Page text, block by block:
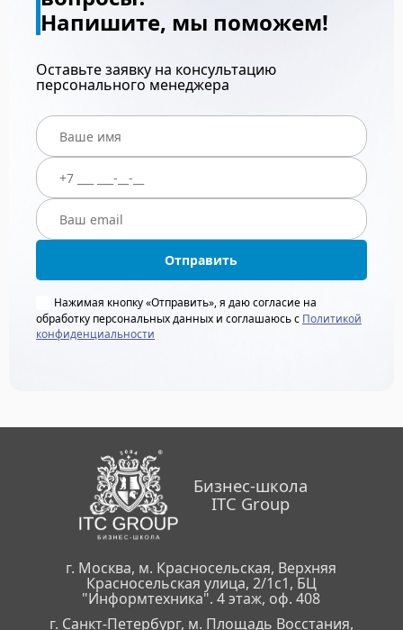
Напишите, мы поможем!
Оставьте заявку на консультацию
персонального менеджера
Отправить
Нажимая кнопку «Отправить», я даю согласие на
обработку персональных данных и соглашаюсь с Политикой
конфиденциальности
Бизнес-школа
ITC Group
г. Москва, м. Красносельская, Верхняя
Красносельская улица, 2/1с1, БЦ
"Информтехника". 4 этаж, оф. 408
г. Санкт-Петербург, м. Площадь Восстания,